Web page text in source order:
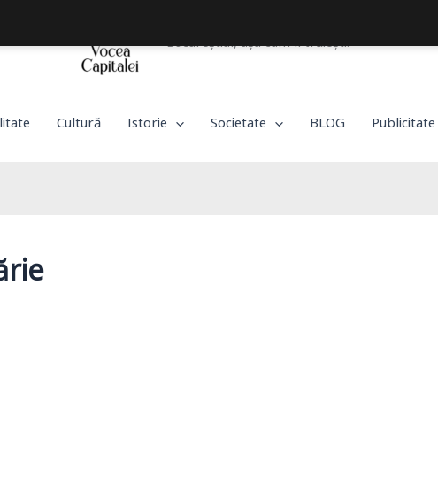
Bucureștiul, așa cum îl trăiești!
Cultură Istorie Societate BLOG Publicitate